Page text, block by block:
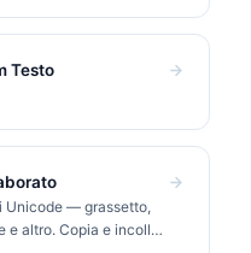
Testo
Unicode — grassetto,
e altro. Copia e incolla